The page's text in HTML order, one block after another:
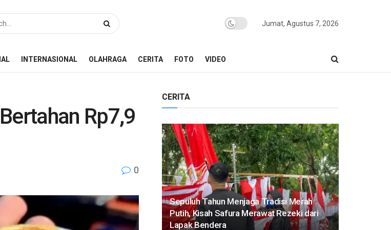
Jumat, Agustus 7, 2026
INTERNASIONAL OLAHRAGA CERITA FOTO VIDEO
Rp7,9
0
CERITA
Sepuluh Tahun Menjaga Tradisi Merah
Putih, Kisah Safura Merawat Rezeki dari
Lapak Bendera